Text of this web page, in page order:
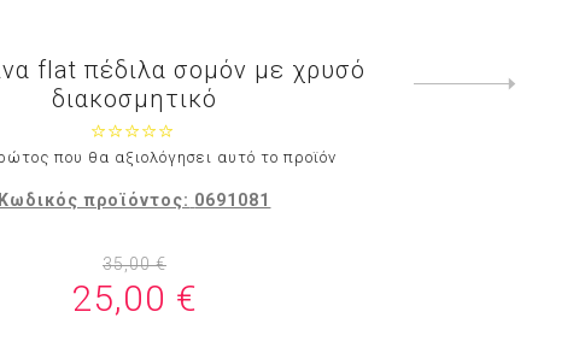
flat πέδιλα σομόν με χρυσό
διακοσμητικό
που θα αξιολόγησει αυτό το προϊόν
Κωδικός προϊόντος: 0691081
35,00 €
25,00 €